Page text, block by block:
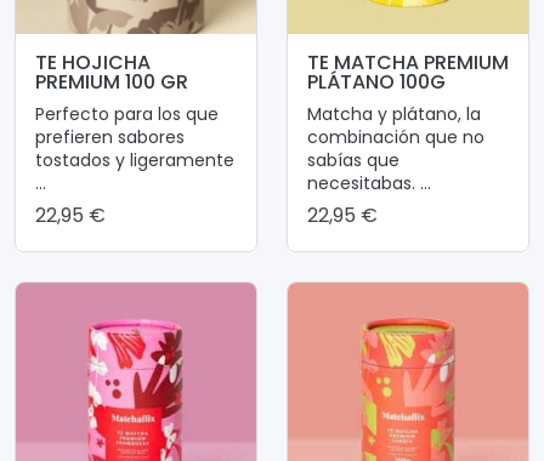
TE HOJICHA
PREMIUM 100 GR
Perfecto para los que
prefieren sabores
tostados y ligeramente
...
22,95 €
TE MATCHA PREMIUM
PLÁTANO 100G
Matcha y plátano, la
combinación que no
sabías que
necesitabas. ...
22,95 €